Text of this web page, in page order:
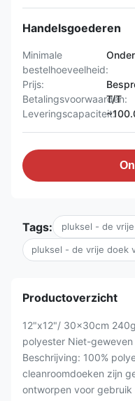
Handelsgoederen
Minimale
bestelhoeveelheid:
Prijs:
Betalingsvoorwaarden:
T/T
Leveringscapaciteit:
Tags: pluksel - de
pluksel - de vrije doek
Productoverzicht
12"x12"/ 30x30cm
polyester Niet-geweven
Beschrijving: 100%
cleanroomdoeken zijn
ontworpen voor